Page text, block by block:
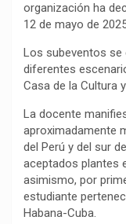
organización ha
12 de mayo de
Los subeventos se
diferentes
Casa de la Cultura
La docente
aproximadamente
del Perú y del sur
aceptados plantes
asimismo, por
estudiante
Habana-Cuba.